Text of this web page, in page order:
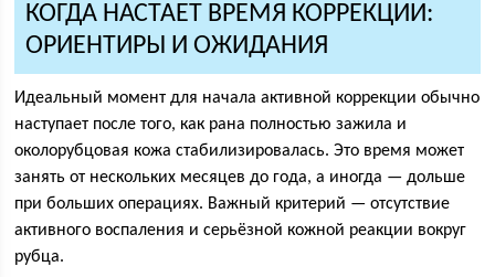
КОГДА НАСТАЕТ ВРЕМЯ КОРРЕКЦИИ:
ОРИЕНТИРЫ И ОЖИДАНИЯ
Идеальный момент для начала активной коррекции обычно
наступает после того, как рана полностью зажила и
околорубцовая кожа стабилизировалась. Это время может
занять от нескольких месяцев до года, а иногда — дольше
при больших операциях. Важный критерий — отсутствие
активного воспаления и серьёзной кожной реакции вокруг
рубца.